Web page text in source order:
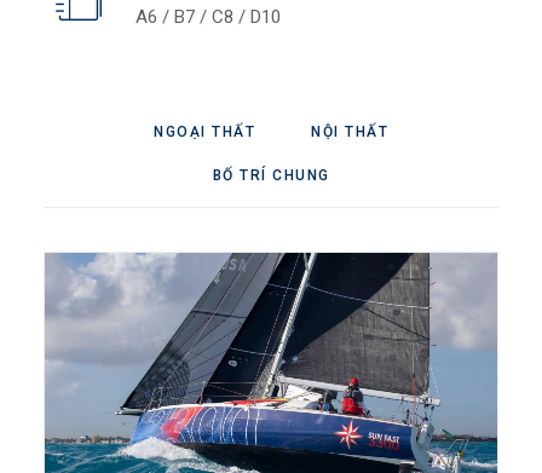
A6 / B7 / C8 / D10
NGOẠI THẤT NỘI THẤT
BỐ TRÍ CHUNG